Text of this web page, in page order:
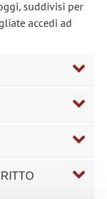
suddivisi per
accedi ad